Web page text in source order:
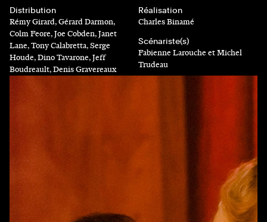
Distribution
Rémy Girard, Gérard Darmon,
Colm Feore, Joe Cobden, Janet
Lane, Tony Calabretta, Serge
Houde, Dino Tavarone, Jeff
Boudreault, Denis Gravereaux
Réalisation
Charles Binamé
Scénariste(s)
Fabienne Larouche et Michel
Trudeau